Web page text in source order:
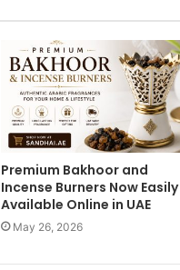
Premium Bakhoor and
Incense Burners Now Easily
Available Online in UAE
May 26, 2026